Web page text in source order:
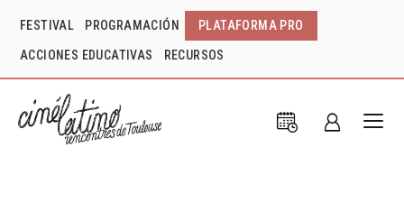
FESTIVAL PROGRAMACIÓN PLATAFORMA PRO
ACCIONES EDUCATIVAS RECURSOS